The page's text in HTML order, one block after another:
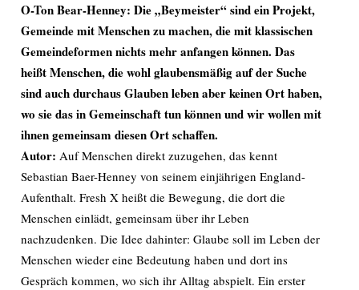
O-Ton Bear-Henney: Die „Beymeister“ sind ein Projekt,
Gemeinde mit Menschen zu machen, die mit klassischen
Gemeindeformen nichts mehr anfangen können. Das
heißt Menschen, die wohl glaubensmäßig auf der Suche
sind auch durchaus Glauben leben aber keinen Ort haben,
wo sie das in Gemeinschaft tun können und wir wollen mit
ihnen gemeinsam diesen Ort schaffen.
Autor: Auf Menschen direkt zuzugehen, das kennt
Sebastian Baer-Henney von seinem einjährigen England-
Aufenthalt. Fresh X heißt die Bewegung, die dort die
Menschen einlädt, gemeinsam über ihr Leben
nachzudenken. Die Idee dahinter: Glaube soll im Leben der
Menschen wieder eine Bedeutung haben und dort ins
Gespräch kommen, wo sich ihr Alltag abspielt. Ein erster